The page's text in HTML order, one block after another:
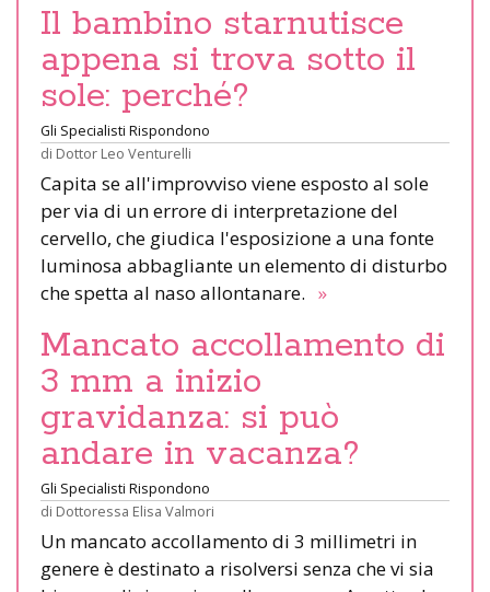
Il bambino starnutisce
appena si trova sotto il
sole: perché?
Gli Specialisti Rispondono
di Dottor Leo Venturelli
Capita se all'improvviso viene esposto al sole
per via di un errore di interpretazione del
cervello, che giudica l'esposizione a una fonte
luminosa abbagliante un elemento di disturbo
che spetta al naso allontanare. »
Mancato accollamento di
3 mm a inizio
gravidanza: si può
andare in vacanza?
Gli Specialisti Rispondono
di Dottoressa Elisa Valmori
Un mancato accollamento di 3 millimetri in
genere è destinato a risolversi senza che vi sia